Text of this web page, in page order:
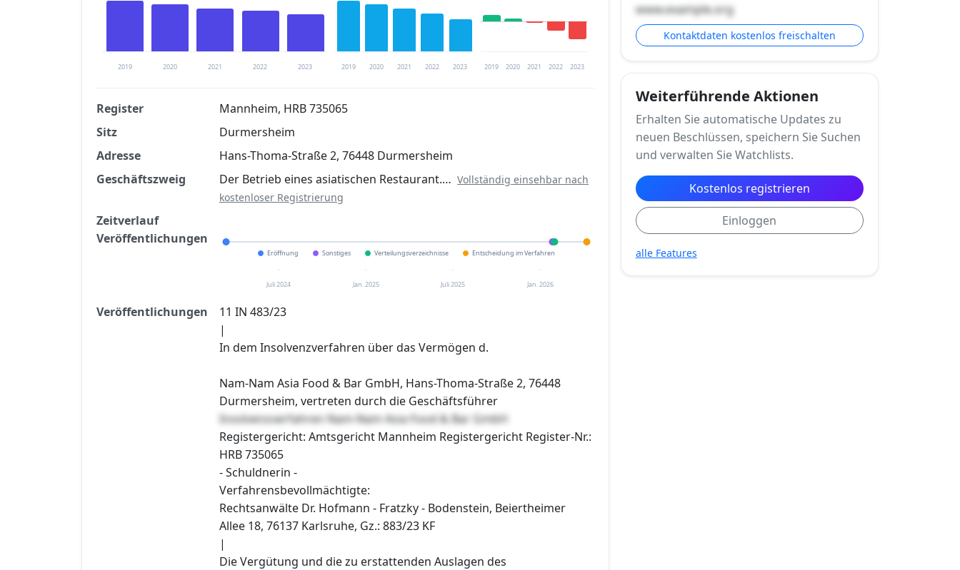
2019 2020 2021 2022 2023 2019 2020 2021 2022 2023 2019 2020 2021 2022 2023
Finanzkennzahlen nach kostenloser Registrierung verfügbar
Jetzt kostenlos registrieren
Register
Mannheim, HRB 735065
Sitz
Durmersheim
Adresse
Hans-Thoma-Straße 2, 76448 Durmersheim
Geschäftszweig
Der Betrieb eines asiatischen Restaurant.… Vollständig einsehbar nach
kostenloser Registrierung
Zeitverlauf
Veröffentlichungen
Eröffnung Sonstiges Verteilungsverzeichnisse Entscheidung im Verfahren
Juli 2024 Jan. 2025 Juli 2025 Jan. 2026
Veröffentlichungen
11 IN 483/23
|
In dem Insolvenzverfahren über das Vermögen d.
Nam-Nam Asia Food & Bar GmbH, Hans-Thoma-Straße 2, 76448
Durmersheim, vertreten durch die Geschäftsführer
Insolvenzverfahren Nam-Nam Asia Food & Bar GmbH
Registergericht: Amtsgericht Mannheim Registergericht Register-Nr.:
HRB 735065
- Schuldnerin -
Verfahrensbevollmächtigte:
Rechtsanwälte Dr. Hofmann - Fratzky - Bodenstein, Beiertheimer
Allee 18, 76137 Karlsruhe, Gz.: 883/23 KF
|
Die Vergütung und die zu erstattenden Auslagen des
www.example.org
Kontaktdaten kostenlos freischalten
Weiterführende Aktionen
Erhalten Sie automatische Updates zu
neuen Beschlüssen, speichern Sie Suchen
und verwalten Sie Watchlists.
Kostenlos registrieren
Einloggen
alle Features